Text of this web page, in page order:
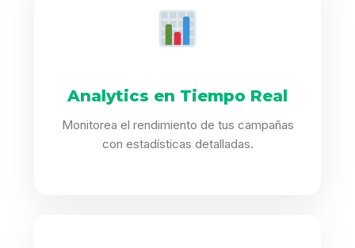
Analytics en Tiempo Real
Monitorea el rendimiento de tus campañas
con estadísticas detalladas.